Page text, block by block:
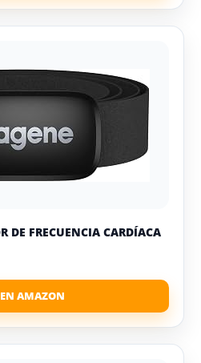
DE FRECUENCIA CARDÍACA